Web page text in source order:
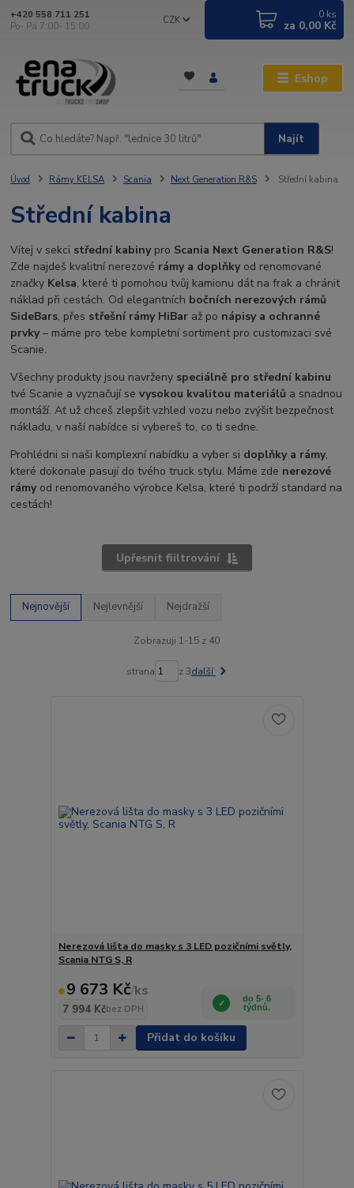
Eshop
CZK
Najít
+420 558 711 251
Po- Pá 7:00- 15:00
0 ks
za 0,00 Kč
Úvod Rámy KELSA Scania Next Generation R&S Střední kabina
Střední kabina
Vítej v sekci střední kabinypro Scania Next Generation R&S!
Zde najdeš kvalitní nerezové rámy a doplňkyod renomované
značky Kelsa, které ti pomohou tvůj kamionu dát na frak a chránit
náklad při cestách. Od elegantních bočních nerezových rámů
SideBars, přes střešní rámy HiBar až po nápisy a ochranné
prvky– máme pro tebe kompletní sortiment pro customizaci své
Scanie.
Všechny produkty jsou navrženy speciálně pro střední kabinu
tvé Scanie a vyznačují sevysokou kvalitou materiálů a snadnou
montáží. Ať už chceš zlepšit vzhled vozu nebo zvýšit bezpečnost
nákladu, v naší nabídce si vybereš to, co ti sedne.
Prohlédni si naši komplexní nabídku a vyber si doplňky a rámy,
které dokonale pasují do tvého truck stylu. Máme zde nerezové
rámyod renomovaného výrobce Kelsa, které ti podrží standard na
cestách!
Upřesnit fiiltrování
Nejnovější Nejlevnější Nejdražší
Zobrazuji 1-15 z 40
strana z 3další
Nerezová lišta do masky s 3 LED pozičními světly,
Scania NTG S, R
9 673 Kč/ks
7 994 Kčbez DPH
do 5- 6
týdnů.
Přidat do košíku